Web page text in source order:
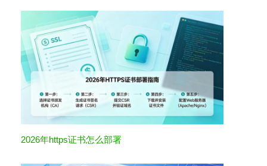
2026年https证书怎么部署